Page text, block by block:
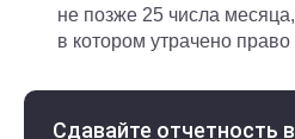
не позже 25 числа
в котором утрачено
Сдавайте отчетность